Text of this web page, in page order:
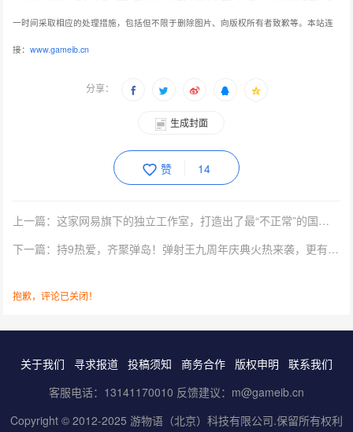
一时间采取相应的处理措施，包括但不限于删除图片、向版权所有者致歉等。本站连
接：www.gameib.cn
分享：
生成封面
赞 14
上一篇：这家网易旗下的独立工作室，打造出了最“不正常”的国产生存沙盒
下一篇：持9热爱，齐聚弹岛！弹射王九周年庆典火热来袭，更有超多周年福利等你来拿！
抱歉，评论已关闭！
关于我们 寻求报道 投稿须知 商务合作 版权申明
联系我们
客服电话：13141170010 反馈建议：m@gameib.cn
Copyright © 2012-2025 游物语（北京）科技有限公司.保留所有权利